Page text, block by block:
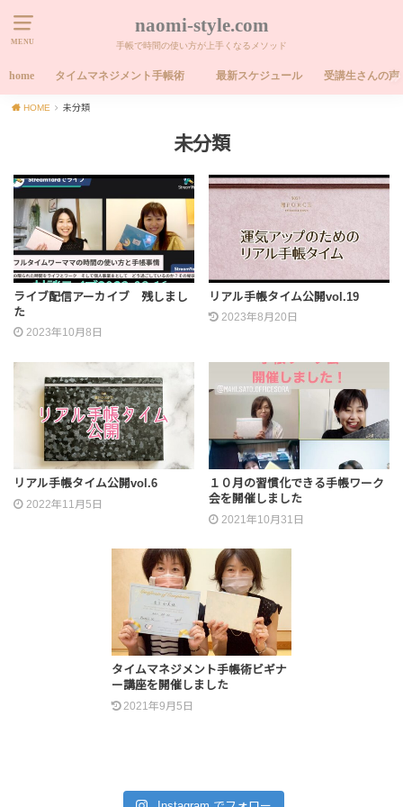
MENU
naomi-style.com
手帳で時間の使い方が上手くなるメソッド
home タイムマネジメント手帳術 最新スケジュール 受講生さんの声
HOME 未分類
未分類
ライブ配信アーカイブ 残しまし
た
2023年10月8日
リアル手帳タイム公開vol.19
2023年8月20日
リアル手帳タイム公開vol.6
2022年11月5日
１０月の習慣化できる手帳ワーク
会を開催しました
2021年10月31日
タイムマネジメント手帳術ビギナ
ー講座を開催しました
2021年9月5日